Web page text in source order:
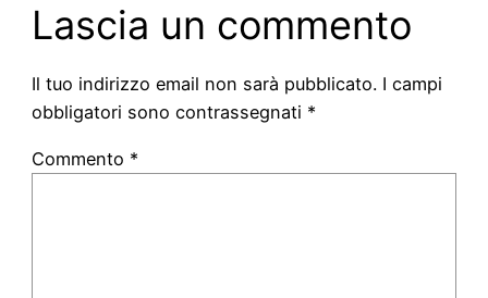
Lascia un commento
Il tuo indirizzo email non sarà pubblicato. I campi
obbligatori sono contrassegnati *
Commento *